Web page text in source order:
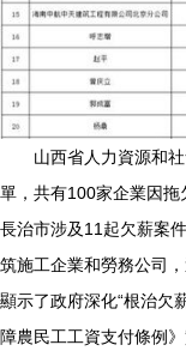
山西省人力資源和
單，共有100家企業因拖
長治市涉及11起欠薪案
筑施工企業和勞務公司
顯示了政府深化“根治欠
障農民工工資支付條例